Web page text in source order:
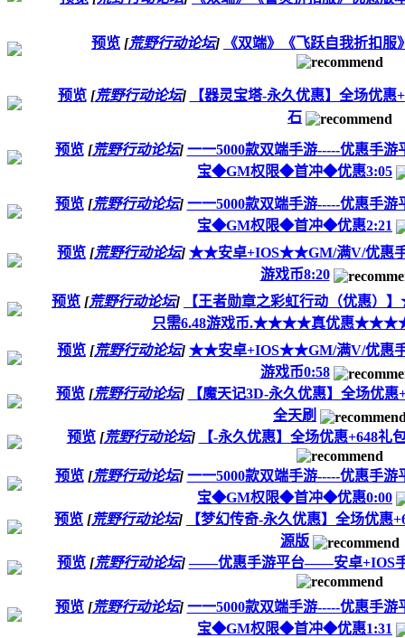
预览 [荒野行动论坛] 《双端》《飞跃自我折扣
预览 [荒野行动论坛]
【器灵宝塔-永久优惠】全场优惠
石
预览 [荒野行动论坛] 一一5000款双端手游-----优惠手
宝◆GM权限◆首冲◆优惠3:05
预览 [荒野行动论坛] 一一5000款双端手游-----优惠手
宝◆GM权限◆首冲◆优惠2:21
预览 [荒野行动论坛] ★★安卓+IOS★★GM/满V/优惠
游戏币8:20
预览 [荒野行动论坛]
【王者勋章之彩虹行动（优惠）
只需6.48游戏币.★★★★真优惠
预览 [荒野行动论坛] ★★安卓+IOS★★GM/满V/优惠
游戏币0:58
预览 [荒野行动论坛]
【魔天记3D-永久优惠】全场优
全天刷
预览 [荒野行动论坛] 【-永久优惠】全场优惠+648礼
预览 [荒野行动论坛] 一一5000款双端手游-----优惠手
宝◆GM权限◆首冲◆优惠0:00
预览 [荒野行动论坛]
【梦幻传奇-永久优惠】全场优惠
源版
预览 [荒野行动论坛] ——优惠手游平台——安卓+IOS
预览 [荒野行动论坛] 一一5000款双端手游-----优惠手
宝◆GM权限◆首冲◆优惠1:31